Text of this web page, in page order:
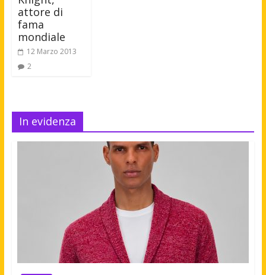
attore di
fama
mondiale
12 Marzo 2013
2
In evidenza